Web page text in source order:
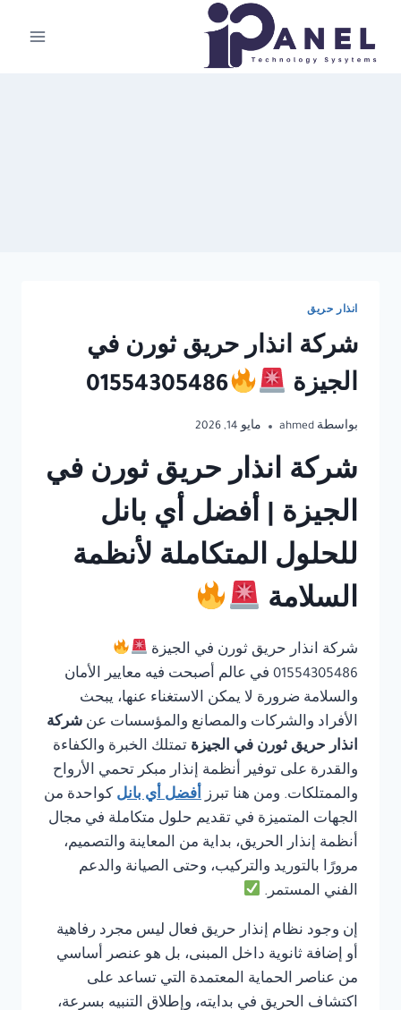
المحتوى
انذار حريق
شركة انذار حريق ثورن في
الجيزة
01554305486
بواسطة ahmed مايو 14, 2026
شركة انذار حريق ثورن في
الجيزة | أفضل أي بانل
للحلول المتكاملة لأنظمة
السلامة
شركة انذار حريق ثورن في الجيزة
01554305486 في عالم أصبحت فيه معايير الأمان
والسلامة ضرورة لا يمكن الاستغناء عنها، يبحث
الأفراد والشركات والمصانع والمؤسسات عن شركة
انذار حريق ثورن في الجيزة تمتلك الخبرة والكفاءة
والقدرة على توفير أنظمة إنذار مبكر تحمي الأرواح
والممتلكات. ومن هنا تبرز أفضل أي بانل كواحدة من
الجهات المتميزة في تقديم حلول متكاملة في مجال
أنظمة إنذار الحريق، بداية من المعاينة والتصميم،
مرورًا بالتوريد والتركيب، وحتى الصيانة والدعم
الفني المستمر.
إن وجود نظام إنذار حريق فعال ليس مجرد رفاهية
أو إضافة ثانوية داخل المبنى، بل هو عنصر أساسي
من عناصر الحماية المعتمدة التي تساعد على
اكتشاف الحريق في بدايته، وإطلاق التنبيه بسرعة،